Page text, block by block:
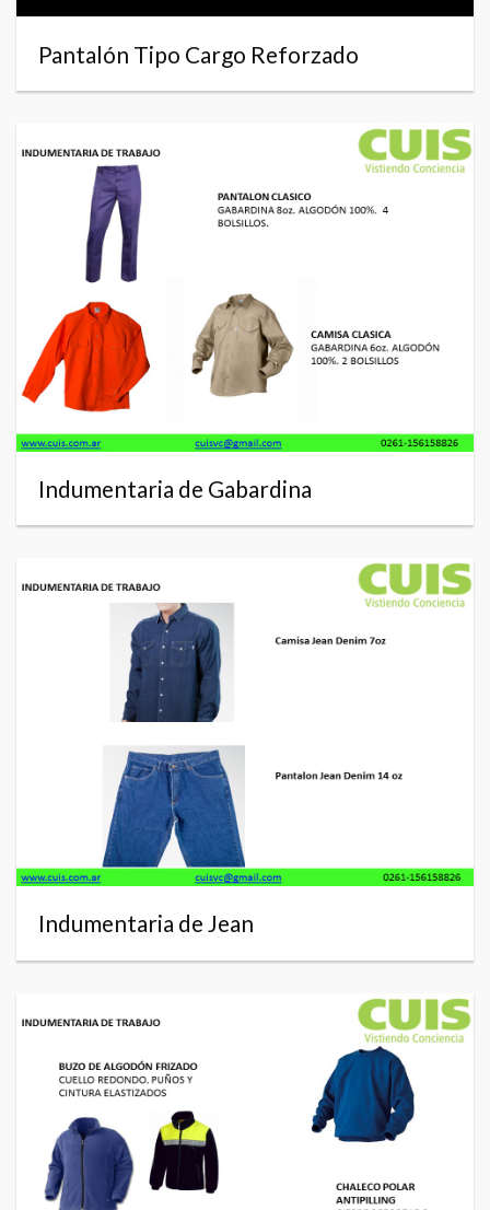
Pantalón Tipo Cargo Reforzado
Indumentaria de Gabardina
Indumentaria de Jean